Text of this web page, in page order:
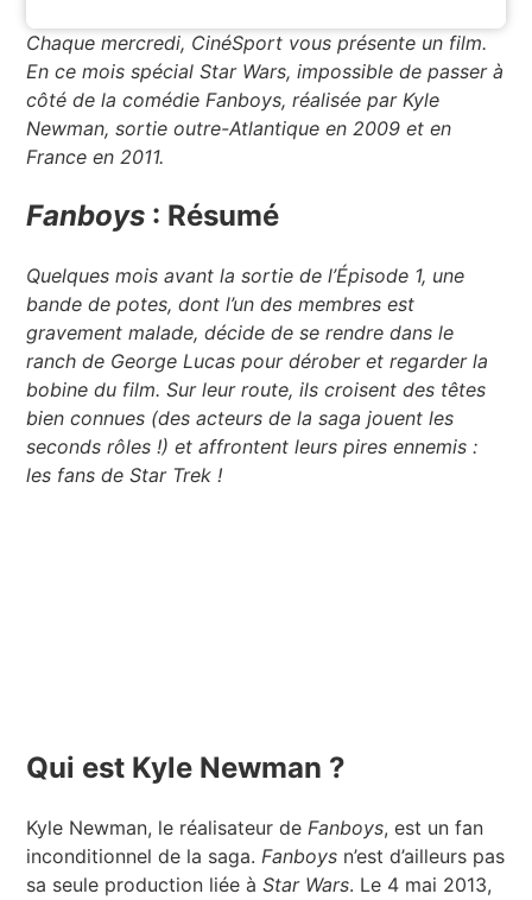
Chaque mercredi, CinéSport vous présente un film.
En ce mois spécial Star Wars, impossible de passer à
côté de la comédie Fanboys, réalisée par Kyle
Newman, sortie outre-Atlantique en 2009 et en
France en 2011.
Fanboys : Résumé
Quelques mois avant la sortie de l’Épisode 1, une
bande de potes, dont l’un des membres est
gravement malade, décide de se rendre dans le
ranch de George Lucas pour dérober et regarder la
bobine du film. Sur leur route, ils croisent des têtes
bien connues (des acteurs de la saga jouent les
seconds rôles !) et affrontent leurs pires ennemis :
les fans de Star Trek !
Qui est Kyle Newman ?
Kyle Newman, le réalisateur deFanboys, est un fan
inconditionnel de la saga.Fanboys n’est d’ailleurs pas
sa seule production liée àStar Wars. Le 4 mai 2013,